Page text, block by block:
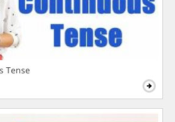
Tense